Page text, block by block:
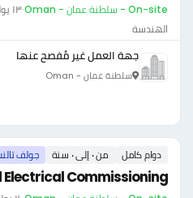
On-site - سلطنة عمان - Oman ·١٣ يوليو ٢٠٢٦
الهندسة
جهة العمل غير مُفصح عنها
سلطنة عمان - Oman
دوام كامل من ٠ إلى ٠ سنة جولف
Electrical Commissioning